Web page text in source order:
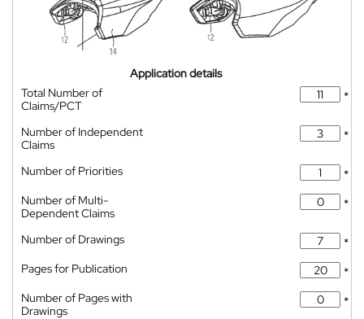
Application details
Total Number of
Claims/PCT
*
Number of Independent
Claims
*
Number of Priorities
*
Number of Multi-
Dependent Claims
*
Number of Drawings
*
Pages for Publication
*
Number of Pages with
Drawings
*